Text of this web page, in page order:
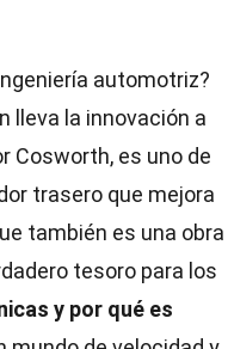
automotriz?
lleva la innovación a
Cosworth, es uno de
trasero que mejora
también es una obra
tesoro para los
y por qué es